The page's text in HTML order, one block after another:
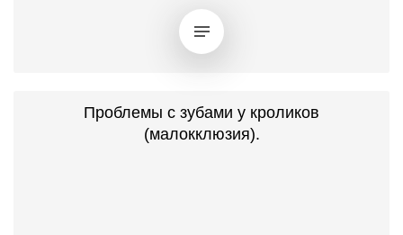
Проблемы с зубами у кроликов
(малокклюзия).